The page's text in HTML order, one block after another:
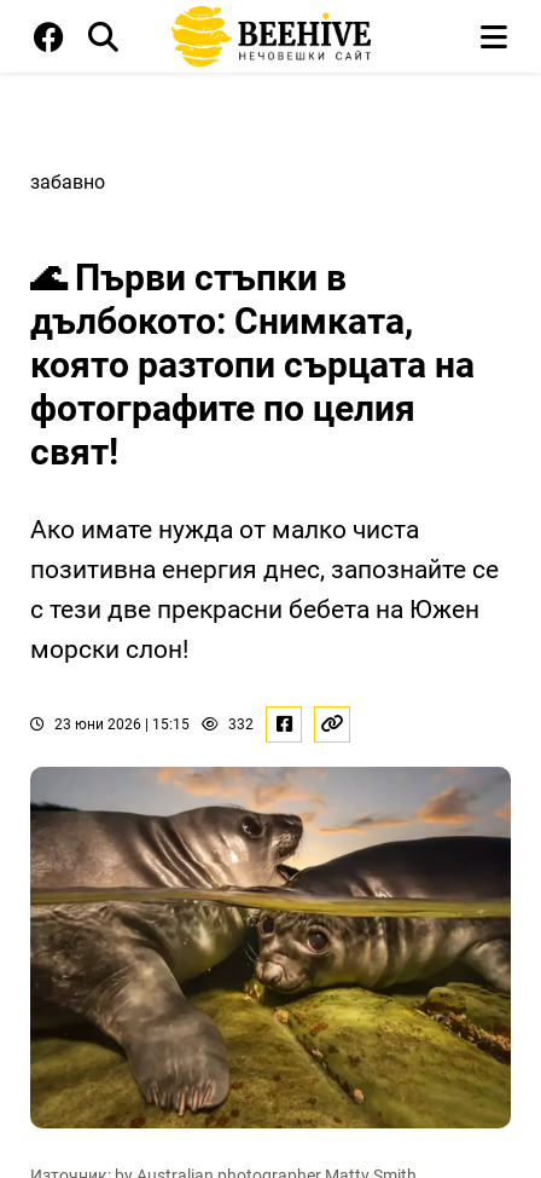
забавно
🌊 Първи стъпки в
дълбокото: Снимката,
която разтопи сърцата на
фотографите по целия
свят!
Ако имате нужда от малко чиста
позитивна енергия днес, запознайте се
с тези две прекрасни бебета на Южен
морски слон!
23 юни 2026 | 15:15 332